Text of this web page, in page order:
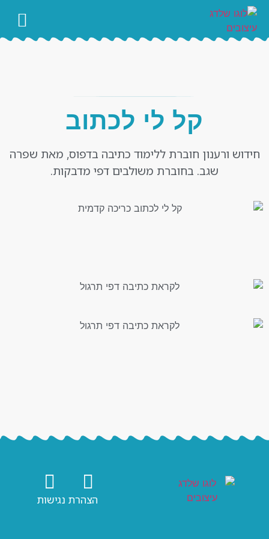
קל לי לכתוב
חידוש ורענון חוברת ללימוד כתיבה בדפוס, מאת שפרה
שגב. בחוברת משולבים דפי מדבקות.
הצהרת נגישות